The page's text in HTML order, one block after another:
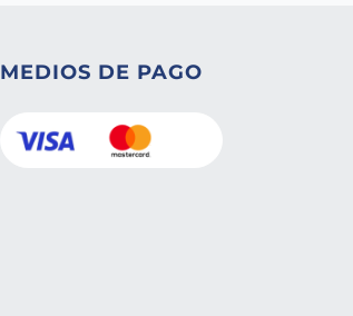
MEDIOS DE PAGO